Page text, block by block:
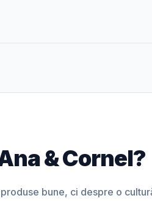
& Cornel?
bune, ci despre o